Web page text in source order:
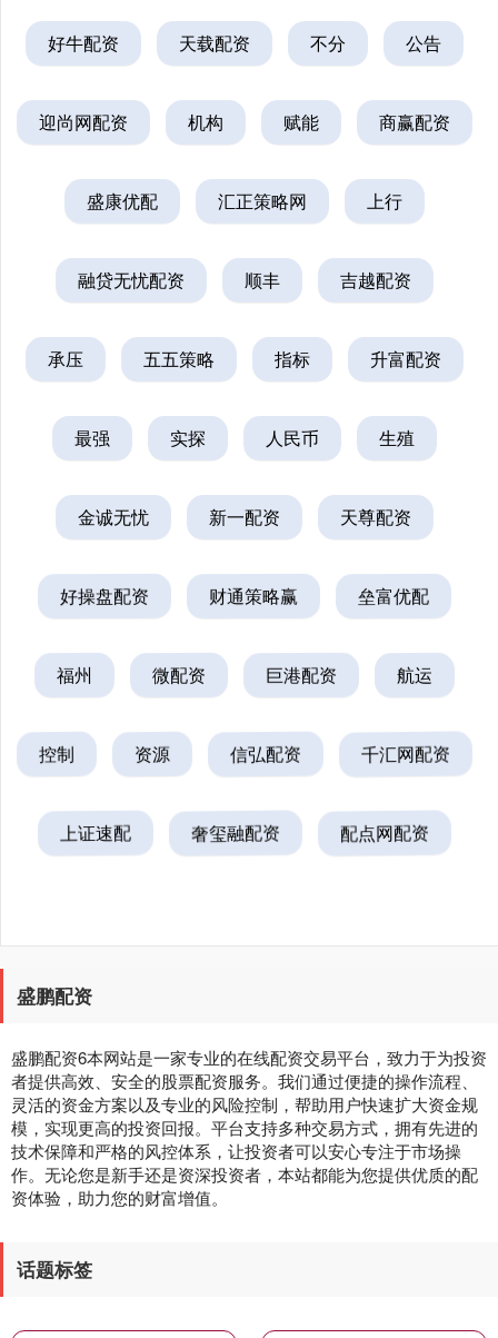
好牛配资 天载配资 不分 公告
迎尚网配资 机构 赋能 商赢配资
盛康优配 汇正策略网 上行
融贷无忧配资 顺丰 吉越配资
承压 五五策略 指标 升富配资
最强 实探 人民币 生殖
金诚无忧 新一配资 天尊配资
好操盘配资 财通策略赢 垒富优配
福州 微配资 巨港配资 航运
控制 资源 信弘配资 千汇网配资
上证速配 奢玺融配资 配点网配资
盛鹏配资
盛鹏配资6本网站是一家专业的在线配资交易平台，致力于为投资
者提供高效、安全的股票配资服务。我们通过便捷的操作流程、
灵活的资金方案以及专业的风险控制，帮助用户快速扩大资金规
模，实现更高的投资回报。平台支持多种交易方式，拥有先进的
技术保障和严格的风控体系，让投资者可以安心专注于市场操
作。无论您是新手还是资深投资者，本站都能为您提供优质的配
资体验，助力您的财富增值。
话题标签